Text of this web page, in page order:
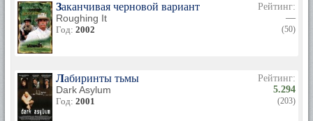
Заканчивая черновой вариант
Roughing It
Год: 2002
Рейтинг:
—
(50)
Лабиринты тьмы
Dark Asylum
Год: 2001
Рейтинг:
5.294
(203)